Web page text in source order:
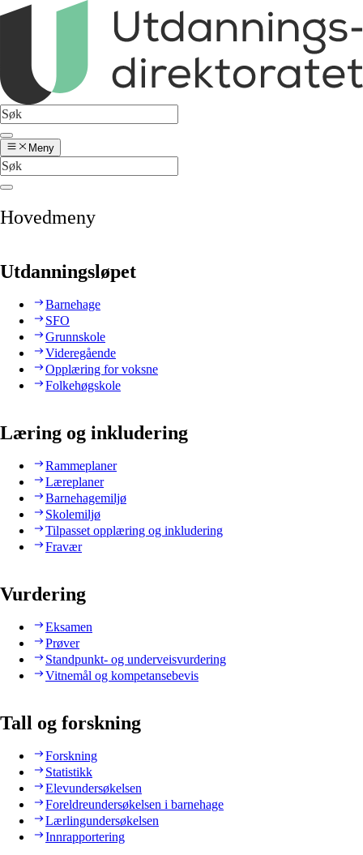
Meny
Hovedmeny
Utdanningsløpet
Barnehage
SFO
Grunnskole
Videregående
Opplæring for voksne
Folkehøgskole
Læring og inkludering
Rammeplaner
Læreplaner
Barnehagemiljø
Skolemiljø
Tilpasset opplæring og inkludering
Fravær
Vurdering
Eksamen
Prøver
Standpunkt- og underveisvurdering
Vitnemål og kompetansebevis
Tall og forskning
Forskning
Statistikk
Elevundersøkelsen
Foreldreundersøkelsen i barnehage
Lærlingundersøkelsen
Innrapportering